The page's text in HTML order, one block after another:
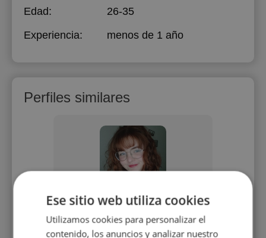
Edad:
26-35
Experiencia:
menos de 1 año
Perfiles similares
Lorena Millán Mendieta
Enseño español para cualquier
persona con cualquier nivel y la
Ese sitio web utiliza cookies
Utilizamos cookies para personalizar el
contenido, los anuncios y analizar nuestro